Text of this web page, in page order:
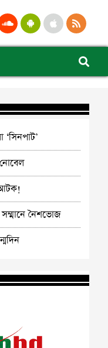
সম্মানে নৈশভোজ